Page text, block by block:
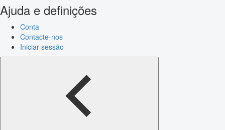
Ajuda e definições
Conta
Contacte-nos
Iniciar sessão